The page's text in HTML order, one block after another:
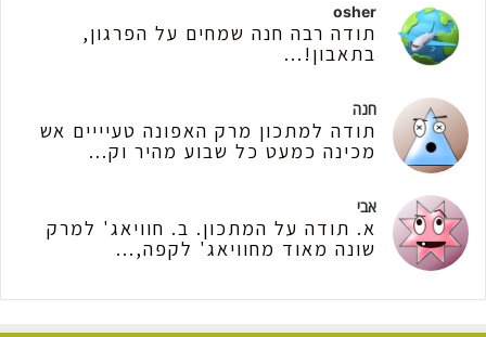
osher
תודה רבה חנה שמחים על הפרגון,
בתאבון!...
חנה
תודה למתכון מרק האפונה טעיייים אש
מכינה כמעט כל שבוע מהיר וק...
אבי
א. תודה על המתכון. ב. חוויאג' למרק
שונה מאוד מחוויאג' לקפה,...